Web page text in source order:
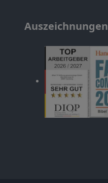
Auszeichnungen